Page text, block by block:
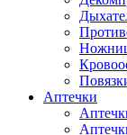
Аптечки